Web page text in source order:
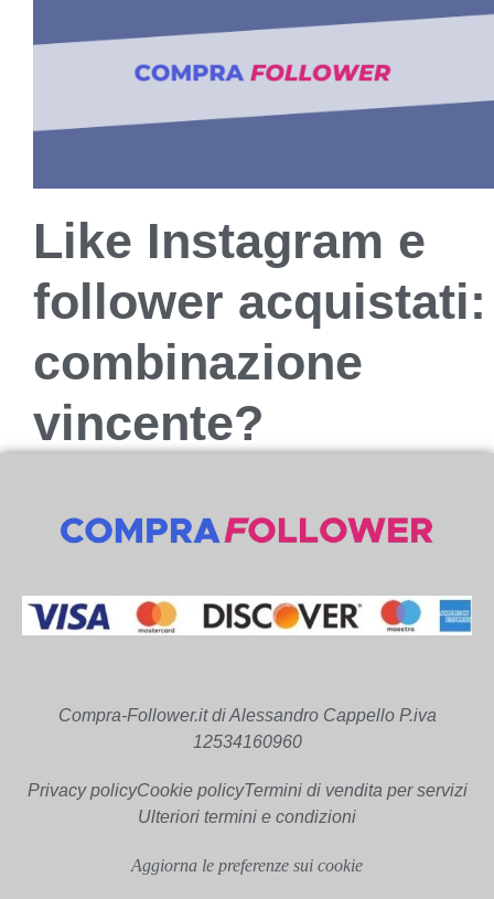
Like Instagram e
follower acquistati:
combinazione
vincente?
Compra-Follower.it di Alessandro Cappello P.iva
12534160960
Privacy policyCookie policyTermini di vendita per servizi
Ulteriori termini e condizioni
Aggiorna le preferenze sui cookie